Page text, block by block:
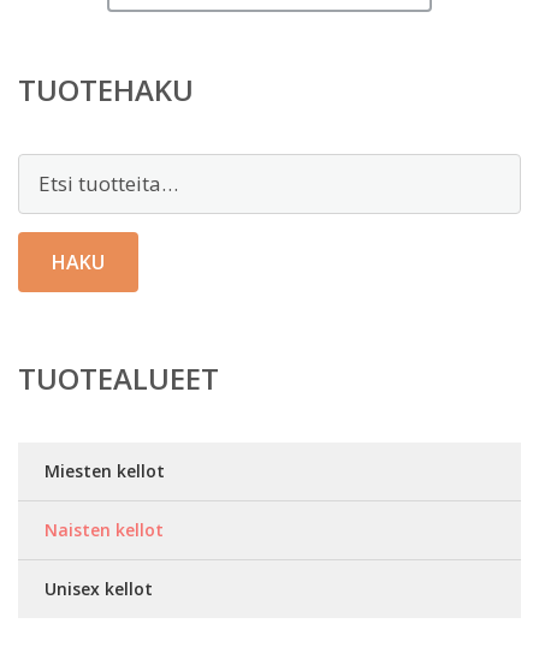
TUOTEHAKU
Etsi:
HAKU
TUOTEALUEET
Miesten kellot
Naisten kellot
Unisex kellot